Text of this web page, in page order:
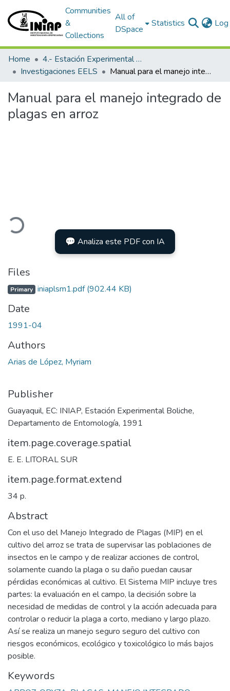
Communities
&
Collections
All of
DSpace
Statistics
Home
4.- Estación Experimental Litoral Sur
Investigaciones EELS
Manual para el manejo integrado de plagas en arroz
Manual para el manejo integrado de
plagas en arroz
💬 Analiza este PDF con IA
Files
Primary iniaplsm1.pdf(902.44 KB)
Date
1991-04
Authors
Arias de López, Myriam
Publisher
Guayaquil, EC: INIAP, Estación Experimental Boliche,
Departamento de Entomología, 1991
item.page.coverage.spatial
E. E. LITORAL SUR
item.page.format.extend
34 p.
Abstract
Con el uso del Manejo Integrado de Plagas (MIP) en el
cultivo del arroz se trata de supervisar las poblaciones de
insectos en le campo y de realizar acciones de control,
solamente cuando la plaga o su daño puedan causar
pérdidas económicas al cultivo. El Sistema MIP incluye tres
partes: la evaluación en el campo, la decisión sobre la
necesidad de medidas de control y la acción adecuada para
controlar o reducir la plaga a corto, mediano y largo plazo.
Así se realiza un manejo seguro seguro del cultivo con
riesgos económicos, ecológico y toxicológico lo más bajos
posible.
Keywords